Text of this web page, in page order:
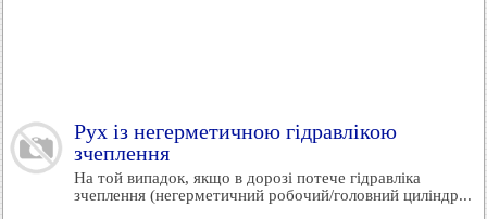
Рух із негерметичною гідравлікою
зчеплення
На той випадок, якщо в дорозі потече гідравліка
зчеплення (негерметичний робочий/головний циліндр...